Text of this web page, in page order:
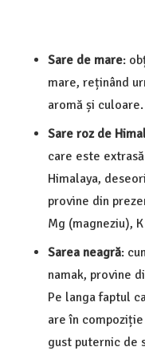
Sare de mare:
mare, reținând
aromă și culoare.
Sare roz de
care este
Himalaya,
provine din
Mg (magneziu),
Sarea neagră:
namak, provine
Pe langa faptul
are în
gust puternic de